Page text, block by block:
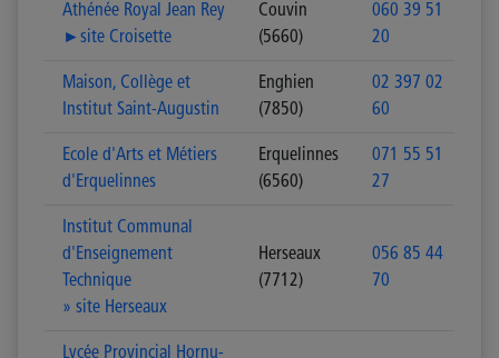
Athénée Royal Jean Rey
►site Croisette
Couvin
(5660)
060 39 51
20
Maison, Collège et
Institut Saint-Augustin
Enghien
(7850)
02 397 02
60
Ecole d'Arts et Métiers
d'Erquelinnes
Erquelinnes
(6560)
071 55 51
27
Institut Communal
d'Enseignement
Technique
» site Herseaux
Herseaux
(7712)
056 85 44
70
Lycée Provincial Hornu-